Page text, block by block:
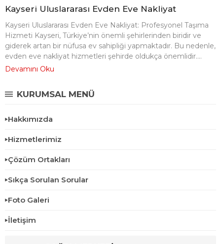
Kayseri Uluslararası Evden Eve Nakliyat
Kayseri Uluslararası Evden Eve Nakliyat: Profesyonel Taşıma
Hizmeti Kayseri, Türkiye’nin önemli şehirlerinden biridir ve
giderek artan bir nüfusa ev sahipliği yapmaktadır. Bu nedenle,
evden eve nakliyat hizmetleri şehirde oldukça önemlidir....
Devamını Oku
KURUMSAL MENÜ
Hakkımızda
Hizmetlerimiz
Çözüm Ortakları
Sıkça Sorulan Sorular
Foto Galeri
İletişim